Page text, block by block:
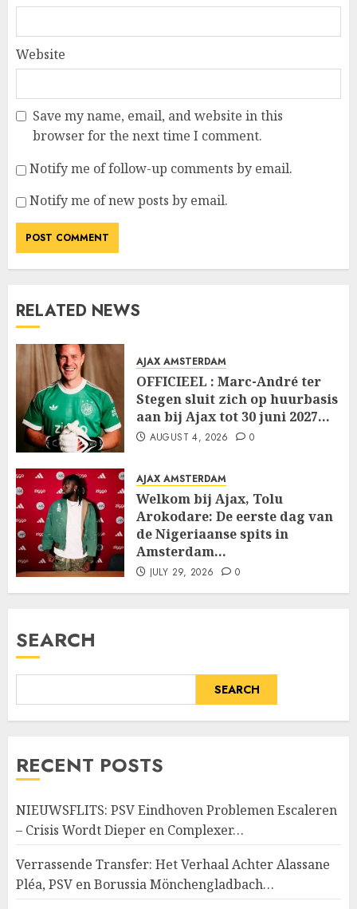
Website
Save my name, email, and website in this
browser for the next time I comment.
Notify me of follow-up comments by email.
Notify me of new posts by email.
RELATED NEWS
AJAX AMSTERDAM
OFFICIEEL : Marc-André ter
Stegen sluit zich op huurbasis
aan bij Ajax tot 30 juni 2027…
AUGUST 4, 2026 0
AJAX AMSTERDAM
Welkom bij Ajax, Tolu
Arokodare: De eerste dag van
de Nigeriaanse spits in
Amsterdam…
JULY 29, 2026 0
SEARCH
SEARCH
RECENT POSTS
NIEUWSFLITS: PSV Eindhoven Problemen Escaleren
– Crisis Wordt Dieper en Complexer…
Verrassende Transfer: Het Verhaal Achter Alassane
Pléa, PSV en Borussia Mönchengladbach…